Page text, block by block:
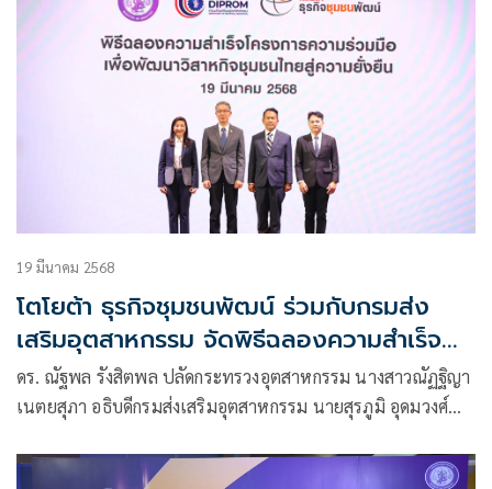
Industry Summit 2025 ภายใต้ธีม “พลิกโฉมอุตสาหกรรมสู่
อนาคตด้วย AI ระบบอัตโนมัติ และพลังงาน แห่งภูมิภาคเอเชีย
ตะวันออกเฉียงใต้”
19 มีนาคม 2568
โตโยต้า ธุรกิจชุมชนพัฒน์ ร่วมกับกรมส่ง
เสริมอุตสาหกรรม จัดพิธีฉลองความสำเร็จ
โครงการความร่วมมือเพื่อพัฒนาวิสาหกิจ
ชุมชนไทยสู่ความยั่งยืน ผ่านองค์ความรู้ “วิถี
ดร. ณัฐพล รังสิตพล ปลัดกระทรวงอุตสาหกรรม นางสาวณัฏฐิญา
เนตยสุภา อธิบดีกรมส่งเสริมอุตสาหกรรม นายสุรภูมิ อุดมวงศ์